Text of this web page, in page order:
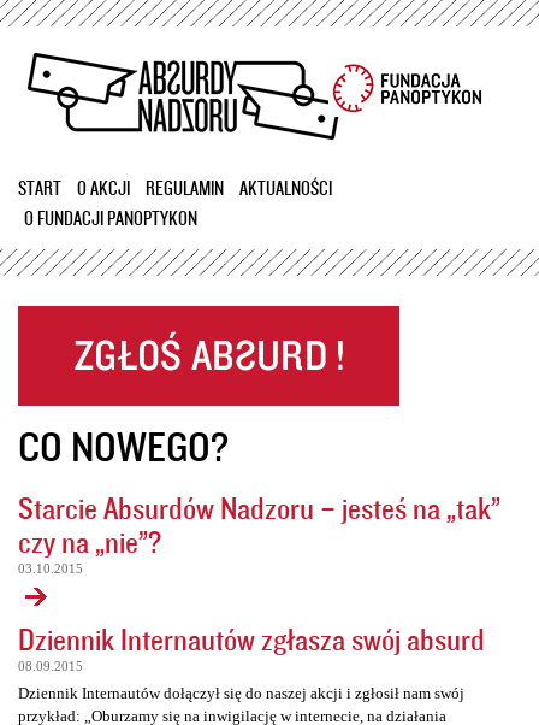
Przejdź
treści
START O AKCJI REGULAMIN
AKTUALNOŚCI
O FUNDACJI PANOPTYKON
CO NOWEGO?
Starcie Absurdów Nadzoru – jesteś na „tak”
czy na „nie”?
03.10.2015
Dziennik Internautów zgłasza swój absurd
08.09.2015
Dziennik Internautów dołączył się do naszej akcji i zgłosił nam swój
przykład: „Oburzamy się na inwigilację w internecie, na działania